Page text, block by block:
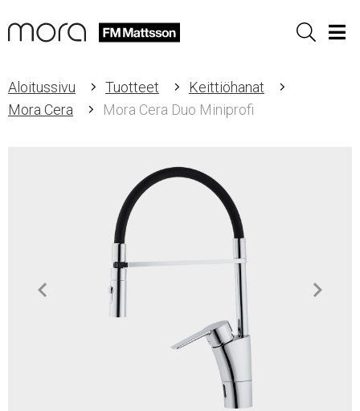
Sök
Aloitussivu Tuotteet
Keittiöhanat
Mora Cera
Mora Cera Duo Miniprofi